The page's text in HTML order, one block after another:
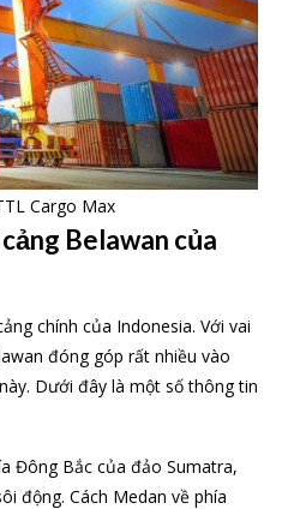
Cargo Max
Belawan của
chính của Indonesia. Với vai
đóng góp rất nhiều vào
Dưới đây là một số thông tin
Đông Bắc của đảo Sumatra,
động. Cách Medan về phía